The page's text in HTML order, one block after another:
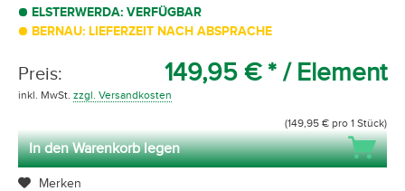
ELSTERWERDA: VERFÜGBAR
BERNAU: LIEFERZEIT NACH ABSPRACHE
Preis: 149,95 € * / Element
inkl. MwSt. zzgl. Versandkosten
(149,95 € pro 1 Stück)
In den Warenkorb legen
Merken